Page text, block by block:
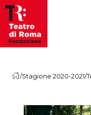
Skip to content
/Stagione 2020-2021/